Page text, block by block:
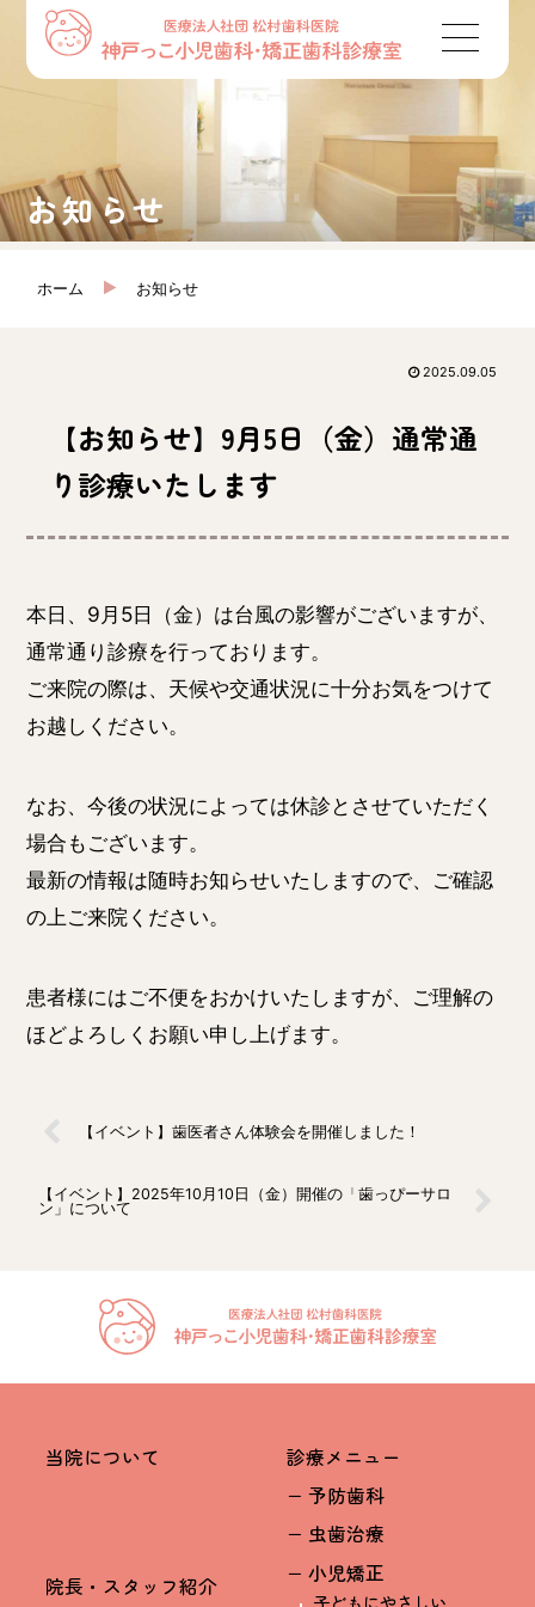
お知らせ
ホーム お知らせ
2025.09.05
【お知らせ】9月5日（金）通常通
り診療いたします
本日、9月5日（金）は台風の影響がございますが、
通常通り診療を行っております。
ご来院の際は、天候や交通状況に十分お気をつけて
お越しください。
なお、今後の状況によっては休診とさせていただく
場合もございます。
最新の情報は随時お知らせいたしますので、ご確認
の上ご来院ください。
患者様にはご不便をおかけいたしますが、ご理解の
ほどよろしくお願い申し上げます。
【イベント】歯医者さん体験会を開催しました！
【イベント】2025年10月10日（金）開催の「歯っぴーサロ
ン」について
当院について
診療メニュー
− 予防歯科
− 虫歯治療
− 小児矯正
子どもにやさしい
院長・スタッフ紹介